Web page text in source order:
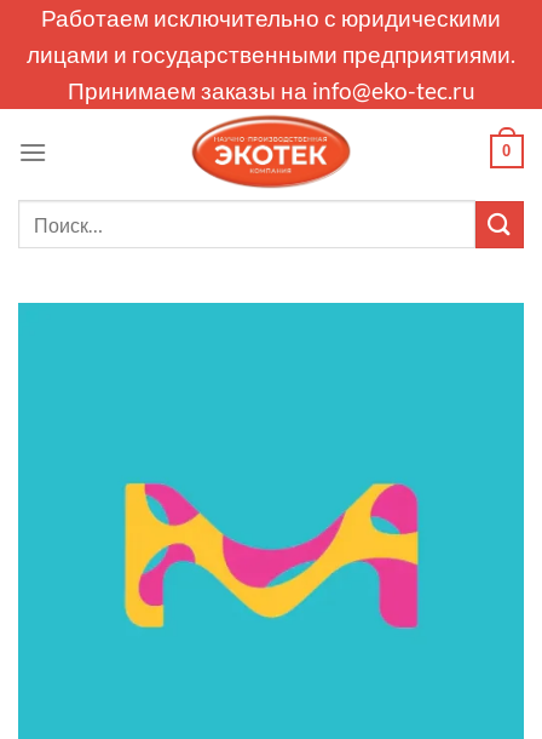
Работаем исключительно с юридическими
лицами и государственными предприятиями.
Принимаем заказы на info@eko-tec.ru
0